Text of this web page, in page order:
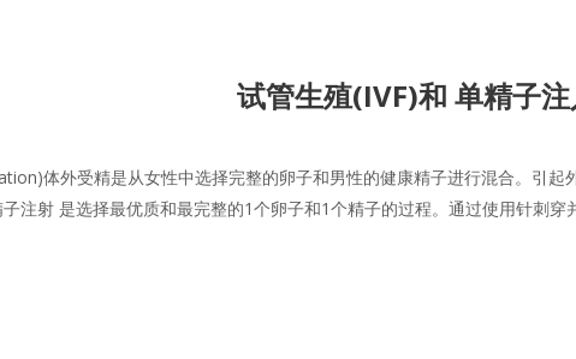
试管生殖(IVF)和 单精子
体外受精是从女性中选择完整的卵子和男性的健康精子进行混合。引
注射 是选择最优质和最完整的1个卵子和1个精子的过程。通过使用针刺